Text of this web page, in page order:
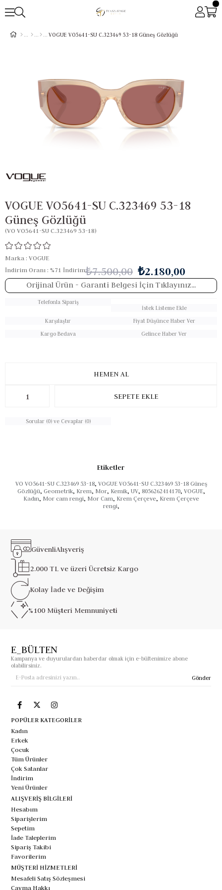
VOGUE VO5641-SU C.323469 53-18 Güneş Gözlüğü
VOGUE VO5641-SU C.323469 53-18
Güneş Gözlüğü
(VO VO5641-SU C.323469 53-18)
Marka : VOGUE
İndirim Oranı : %71 İndirim₺7.500,00 ₺2.180,00
Orijinal Ürün - Garanti Belgesi İçin Tıklayınız...
Telefonla Sipariş
İstek Listeme Ekle
Karşılaştır
Fiyat Düşünce Haber Ver
Kargo Bedava
Gelince Haber Ver
Sorular (0) ve Cevaplar (0)
Etiketler
VO VO5641-SU C.323469 53-18, VOGUE VO5641-SU C.323469 53-18 Güneş
Gözlüğü, Geometrik, Krem, Mor, Kemik, UV, 8056262414170, VOGUE,
Kadın, Mor cam rengi, Mor Cam, Krem Çerçeve, Krem Çerçeve
rengi,
GüvenliAlışveriş
2.000 TL ve üzeriÜcretsiz Kargo
Kolay İade ve Değişim
%100 Müşteri Memnuniyeti
E_BÜLTEN
Kampanya ve duyurulardan haberdar olmak için e-bültenimize abone
olabilirsiniz.
Gönder
POPÜLER KATEGORİLER
Kadın
Erkek
Çocuk
Tüm Ürünler
Çok Satanlar
İndirim
Yeni Ürünler
ALIŞVERİŞ BİLGİLERİ
Hesabım
Siparişlerim
Sepetim
İade Taleplerim
Sipariş Takibi
Favorilerim
MÜŞTERİ HİZMETLERİ
Mesafeli Satış Sözleşmesi
Cayma Hakkı